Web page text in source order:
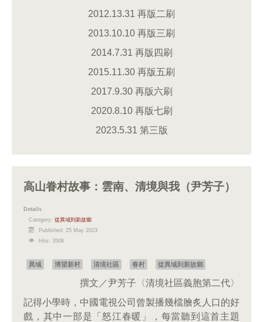
2012.13.31 再版二刷
2013.10.10 再版三刷
2014.7.31 再版四刷
2015.11.30 再版五刷
2017.9.30 再版六刷
2020.8.10 再版七刷
2023.5.31 第三版
高山眷村故事：雲南、清境與我（尹芳子）
Details
Category: 從異域到新故鄉
Published: 25 May 2023
Hits: 3506
異域 博望新村 清境社區 眷村 從異域到新故鄉
撰文／尹芳子〈清境社區義胞第二代〉
記得小學時，中國電視公司曾製播幾檔膾炙人口的好
戲，其中一部是「怒江春暖」，每當聽到這首主題